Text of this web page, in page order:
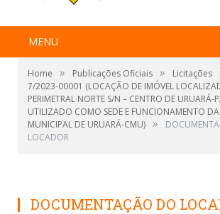
MENU
Home » Publicações Oficiais » Licitações
7/2023-00001 (LOCAÇÃO DE IMÓVEL
PERIMETRAL NORTE S/N – CENTRO DE URUARÁ-
UTILIZADO COMO SEDE E FUNCIONAMENTO
MUNICIPAL DE URUARÁ-CMU) »
LOCADOR
DOCUMENTAÇÃO DO